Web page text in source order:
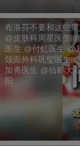
布洛芬不要和这些
@皮肤科周星医生
医生 @付虹医生
颌面外科巩玺医生
加勇医生 @仙鹤大
阳